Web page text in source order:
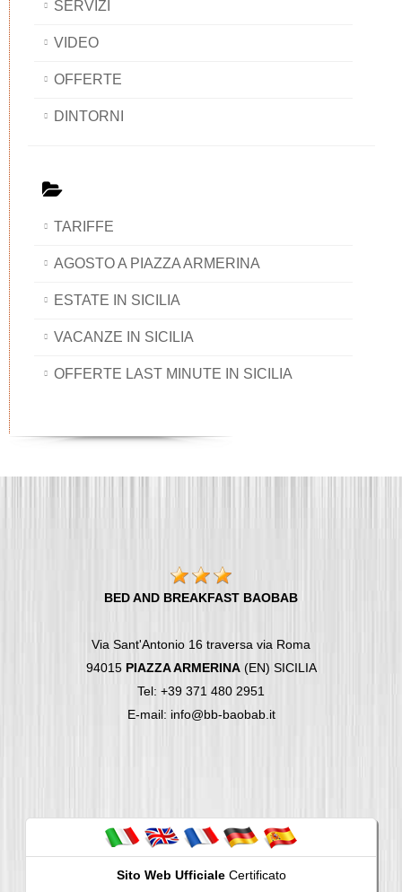
SERVIZI
VIDEO
OFFERTE
DINTORNI
TARIFFE
AGOSTO A PIAZZA ARMERINA
ESTATE IN SICILIA
VACANZE IN SICILIA
OFFERTE LAST MINUTE IN SICILIA
BED AND BREAKFAST BAOBAB
Via Sant'Antonio 16 traversa via Roma
94015 PIAZZA ARMERINA(EN) SICILIA
Tel: +39 371 480 2951
E-mail: info@bb-baobab.it
Sito Web UfficialeCertificato